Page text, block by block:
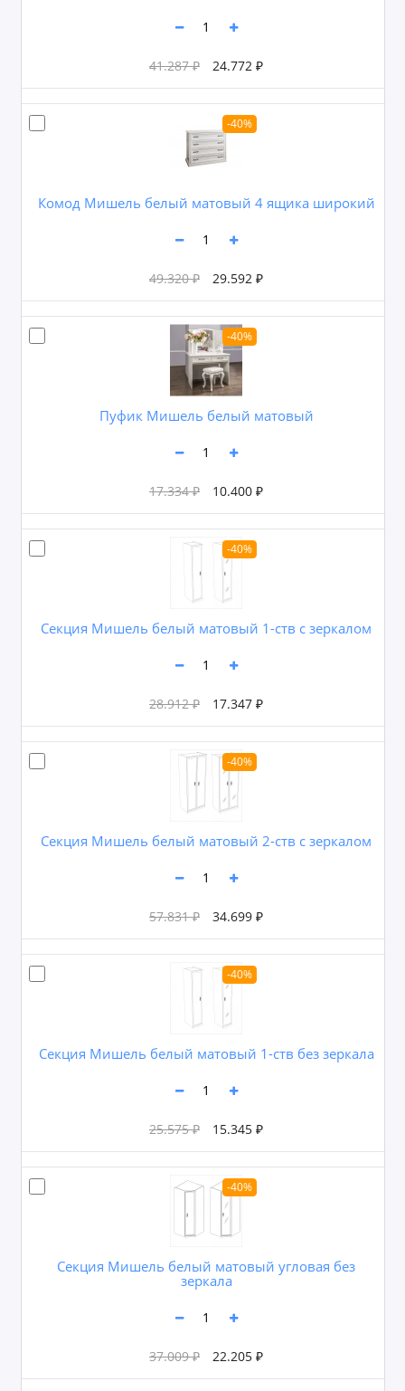
41.287 ₽ 24.772 ₽
-40%
Комод Мишель белый матовый 4 ящика широкий
49.320 ₽ 29.592 ₽
-40%
Пуфик Мишель белый матовый
17.334 ₽ 10.400 ₽
-40%
Секция Мишель белый матовый 1-ств с зеркалом
28.912 ₽ 17.347 ₽
-40%
Секция Мишель белый матовый 2-ств с зеркалом
57.831 ₽ 34.699 ₽
-40%
Секция Мишель белый матовый 1-ств без зеркала
25.575 ₽ 15.345 ₽
-40%
Секция Мишель белый матовый угловая без
зеркала
37.009 ₽ 22.205 ₽